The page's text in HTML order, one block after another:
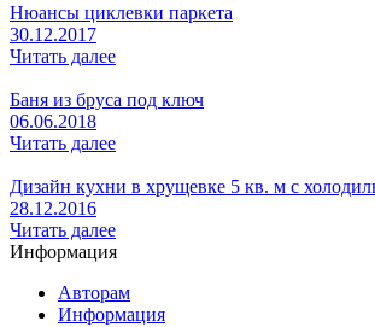
Нюансы циклевки паркета
30.12.2017
Читать далее
Баня из бруса под ключ
06.06.2018
Читать далее
Дизайн кухни в хрущевке 5 кв. м с
28.12.2016
Читать далее
Информация
Авторам
Информация